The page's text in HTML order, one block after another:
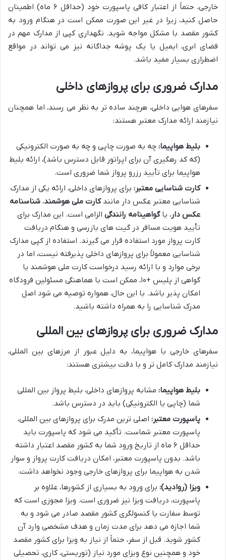
خارجی، حتماً از اعتبار کافی پاسپورت خود (حداقل ۶ ماه) اطمینان
حاصل کنید، زیرا در غیر این صورت ممکن است در هنگام ورود به
کشور مقصد با مشکل مواجه شوید. نگهداری کپی از مدارک مهم در
فضای ابری، ایمیل یا یک پوشه جداگانه نیز می تواند در مواقع
اضطراری بسیار مفید باشد.
مدارک ضروری برای پروازهای داخلی
سفرهای هوایی داخلی، هرچند ساده تر به نظر می رسند، اما همچنان
نیازمند ارائه مدارک معتبر هستند:
بلیط هواپیما: چه به صورت چاپی و چه به صورت الکترونیکی
(که کد رهگیری آن برای اپراتور قابل دسترس باشد)، ارائه بلیط
هواپیما برای تأیید رزرو پرواز شما ضروری است.
کارت شناسایی معتبر: برای پروازهای داخلی، ارائه یکی از مدارک
شناسایی معتبر عکس دار مانندکارت ملی هوشمند، شناسنامه
عکس دار، یاگواهینامه رانندگی الزامی است. این مدارک برای
تأیید هویت مسافر در گیت های بازرسی و هنگام دریافت
کارت پرواز مورد استفاده قرار می گیرند. استفاده از کپی مدارک
شناسایی معمولاً برای پروازهای داخلی پذیرفته نیست، اما در
برخی موارد و با ارائه رسید درخواست کارت ملی هوشمند یا
گواهی از پلیس +۱۰، ممکن است با هماهنگی مسئولین فرودگاه
امکان پذیر باشد. با این حال، همواره توصیه می شود اصل
مدرک شناسایی را به همراه داشته باشید.
مدارک ضروری برای پروازهای بین المللی
سفرهای خارجی با هواپیما، به دلیل عبور از مرزهای بین المللی،
نیازمند مدارک کامل تر و با دقت بیشتری هستند:
بلیط هواپیما: مشابه پروازهای داخلی، بلیط پرواز بین المللی
شما (چاپی یا الکترونیکی) باید در دسترس باشد.
پاسپورت معتبر: اصلی ترین مدرک برای پروازهای بین المللی،
پاسپورت معتبر شماست. تأکید می شود که پاسپورت باید
حداقل ۶ ماه از تاریخ ورود شما به کشور مقصد اعتبار داشته
باشد. بدون پاسپورت معتبر، امکان دریافت کارت پرواز و سوار
شدن به هواپیما برای پروازهای خارجی وجود نخواهد داشت.
ویزا (روادید): برای ورود به بسیاری از کشورها، علاوه بر
پاسپورت، دریافت ویزا نیز ضروری است. ویزا مجوزی است که
توسط سفارت یا کنسولگری کشور مقصد صادر می شود و به
شما اجازه می دهد برای مدت زمان و هدف مشخصی وارد آن
کشور شوید. قبل از سفر، حتماً از نیاز به ویزا برای کشور مقصد
خود و همچنین نوع ویزای مورد نیاز (توریستی، کاری، تحصیلی